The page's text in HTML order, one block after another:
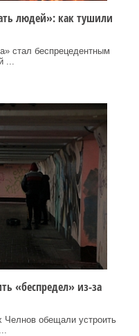
людей»: как тушили
стал беспрецедентным
...
«беспредел» из-за
Челнов обещали устроить